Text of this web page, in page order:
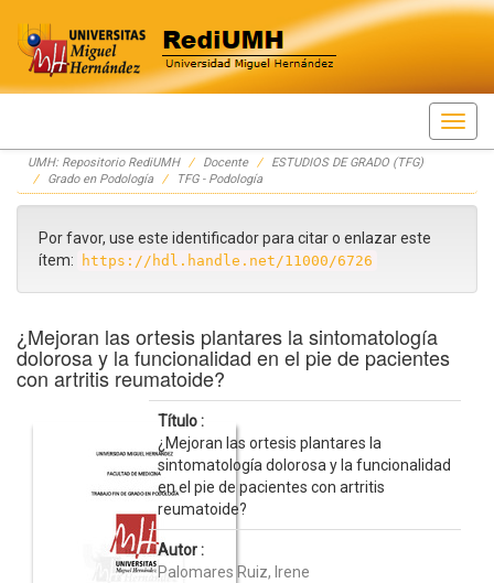
Skip
navigation
UMH: Repositorio RediUMH Docente
ESTUDIOS DE GRADO (TFG)
Grado en Podología
TFG - Podología
Por favor, use este identificador para citar o enlazar este
ítem:
https://hdl.handle.net/11000/6726
¿Mejoran las ortesis plantares la sintomatología
dolorosa y la funcionalidad en el pie de pacientes
con artritis reumatoide?
Título :
¿Mejoran las ortesis plantares la
sintomatología dolorosa y la funcionalidad
en el pie de pacientes con artritis
reumatoide?
Autor :
Palomares Ruiz, Irene